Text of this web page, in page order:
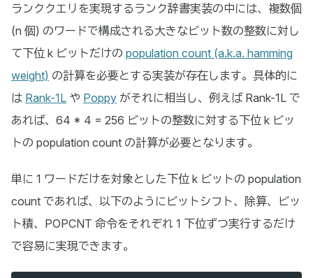
ランククエリを実現するランク辞書実装の中には、複数個
(n 個) のワードで構成される大きなビット数の整数に対し
て下位 k ビットだけの population count (a.k.a. hamming
weight) の計算を必要とする実装が存在します。具体的に
は Rank-1L や Poppy がそれに相当し、例えば Rank-1L で
あれば、64 * 4 = 256 ビットの整数に対する下位 k ビッ
トの population count の計算が必要となります。
単に 1 ワードだけを対象とした下位 k ビットの population
count であれば、以下のようにビットシフト、除算、ビッ
ト積、POPCNT 命令をそれぞれ 1 下位ずつ実行するだけ
で容易に実現できます。